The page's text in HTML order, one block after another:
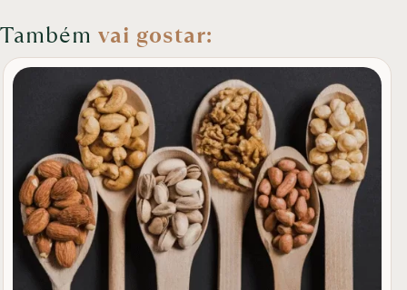
Também vai gostar: